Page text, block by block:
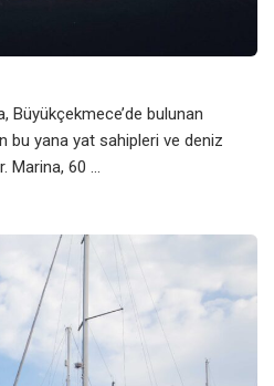
Büyükçekmece’de bulunan
bu yana yat sahipleri ve deniz
Marina, 60 ...